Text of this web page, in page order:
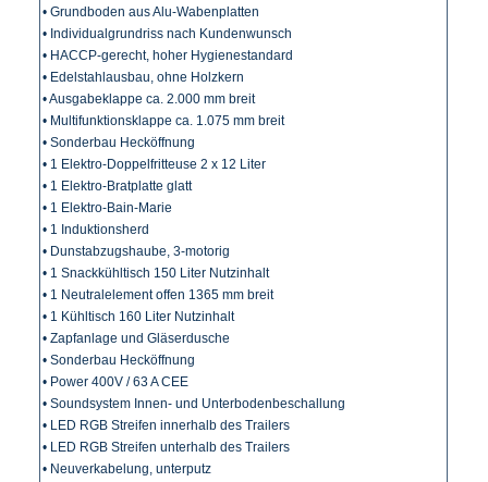
• Grundboden aus Alu-Wabenplatten
• Individualgrundriss nach Kundenwunsch
• HACCP-gerecht, hoher Hygienestandard
• Edelstahlausbau, ohne Holzkern
• Ausgabeklappe ca. 2.000 mm breit
• Multifunktionsklappe ca. 1.075 mm breit
• Sonderbau Hecköffnung
• 1 Elektro-Doppelfritteuse 2 x 12 Liter
• 1 Elektro-Bratplatte glatt
• 1 Elektro-Bain-Marie
• 1 Induktionsherd
• Dunstabzugshaube, 3-motorig
• 1 Snackkühltisch 150 Liter Nutzinhalt
• 1 Neutralelement offen 1365 mm breit
• 1 Kühltisch 160 Liter Nutzinhalt
• Zapfanlage und Gläserdusche
• Sonderbau Hecköffnung
• Power 400V / 63 A CEE
• Soundsystem Innen- und Unterbodenbeschallung
• LED RGB Streifen innerhalb des Trailers
• LED RGB Streifen unterhalb des Trailers
• Neuverkabelung, unterputz